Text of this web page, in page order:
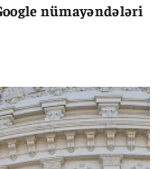
nümayəndələri